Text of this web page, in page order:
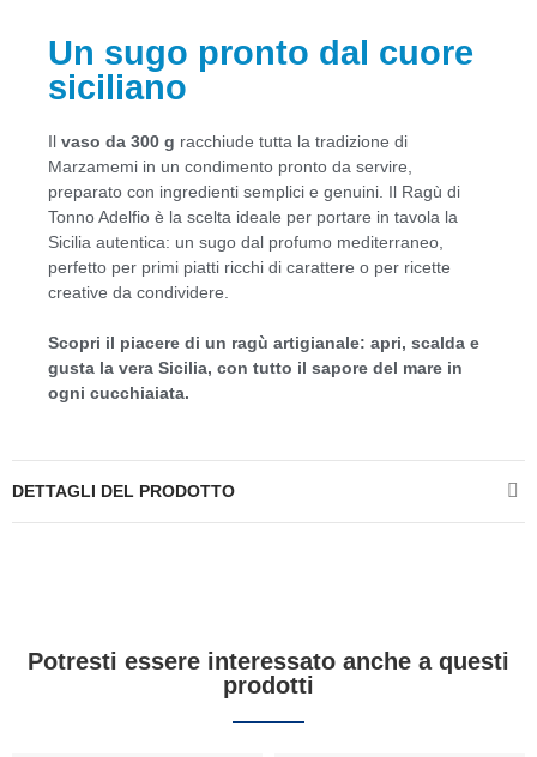
Un sugo pronto dal cuore
siciliano
Il vaso da 300 g racchiude tutta la tradizione di
Marzamemi in un condimento pronto da servire,
preparato con ingredienti semplici e genuini. Il Ragù di
Tonno Adelfio è la scelta ideale per portare in tavola la
Sicilia autentica: un sugo dal profumo mediterraneo,
perfetto per primi piatti ricchi di carattere o per ricette
creative da condividere.
Scopri il piacere di un ragù artigianale: apri, scalda e
gusta la vera Sicilia, con tutto il sapore del mare in
ogni cucchiaiata.
DETTAGLI DEL PRODOTTO
Potresti essere interessato anche a questi
prodotti